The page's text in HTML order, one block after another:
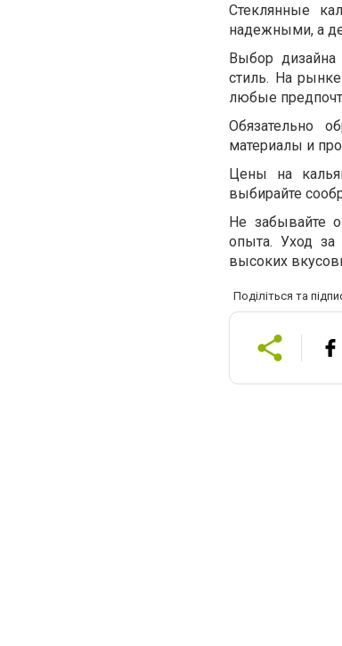
Стеклянные
надежными, а
Выбор
стиль. На
любые
Обязательно
материалы и
Цены на
выбирайте
Не забывайте о
опыта. Уход за
высоких
Поділіться та